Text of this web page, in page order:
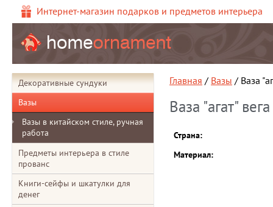
Интернет-магазин подарков и предметов интерьера
Главная / Вазы / Ваза
Ваза "агат"
Страна:
Материал:
Декоративные сундуки
Вазы
Вазы в китайском стиле, ручная
работа
Предметы интерьера в стиле
прованс
Книги-сейфы и шкатулки для
денег